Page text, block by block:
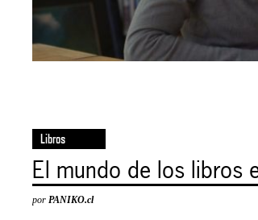
Libros
El mundo de los libros
porPANIKO.cl